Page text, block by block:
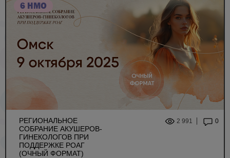
6 НМО
РЕГИОНАЛЬНОЕ
СОБРАНИЕ АКУШЕРОВ-
ГИНЕКОЛОГОВ ПРИ
ПОДДЕРЖКЕ РОАГ
(ОЧНЫЙ ФОРМАТ)
2 991 0